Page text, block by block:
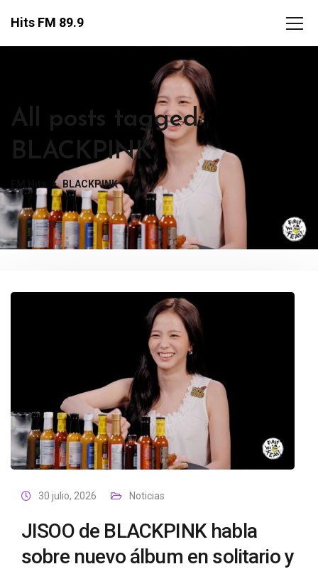
Hits FM 89.9
All posts tagged:
BLACKPINK
BLACKPINK
30 julio, 2026 Noticias
JISOO de BLACKPINK habla
sobre nuevo álbum en solitario y